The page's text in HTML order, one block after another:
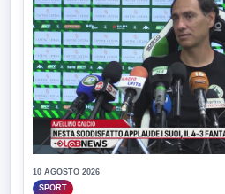
10 AGOSTO 2026
SPORT